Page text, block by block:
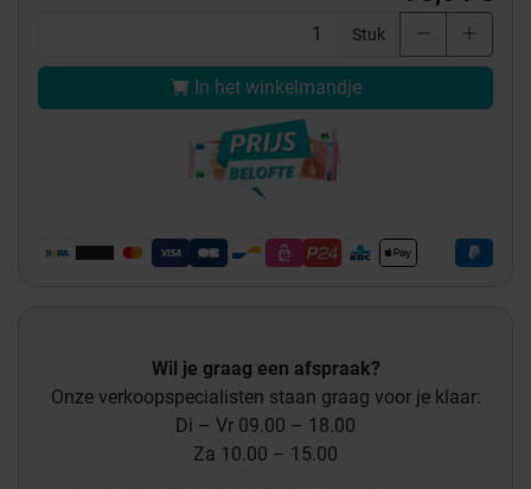
Stuk
In het winkelmandje
Wil je graag een afspraak?
Onze verkoopspecialisten staan graag voor je klaar:
Di – Vr 09.00 – 18.00
Za 10.00 – 15.00